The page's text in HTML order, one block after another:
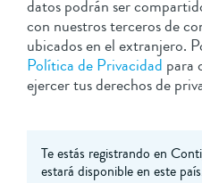
datos podrán ser
con nuestros terceros de
ubicados en el extranjero.
Política de Privacidad para
ejercer tus derechos de
Te estás registrando en
estará disponible en este